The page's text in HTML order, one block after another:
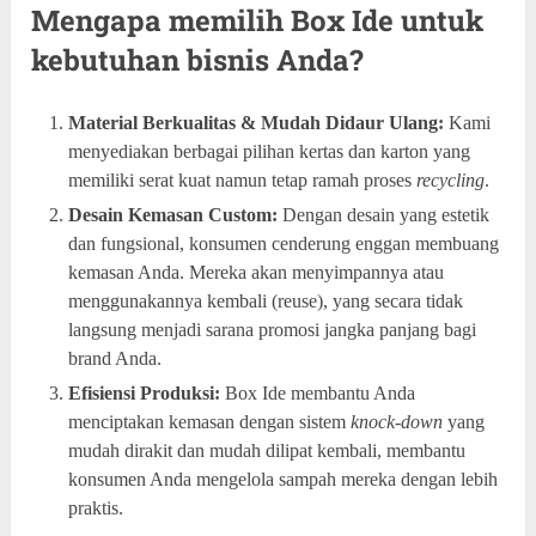
Mengapa memilih Box Ide untuk
kebutuhan bisnis Anda?
Material Berkualitas & Mudah Didaur Ulang: Kami
menyediakan berbagai pilihan kertas dan karton yang
memiliki serat kuat namun tetap ramah proses recycling.
Desain Kemasan Custom: Dengan desain yang estetik
dan fungsional, konsumen cenderung enggan membuang
kemasan Anda. Mereka akan menyimpannya atau
menggunakannya kembali (reuse), yang secara tidak
langsung menjadi sarana promosi jangka panjang bagi
brand Anda.
Efisiensi Produksi: Box Ide membantu Anda
menciptakan kemasan dengan sistem knock-downyang
mudah dirakit dan mudah dilipat kembali, membantu
konsumen Anda mengelola sampah mereka dengan lebih
praktis.